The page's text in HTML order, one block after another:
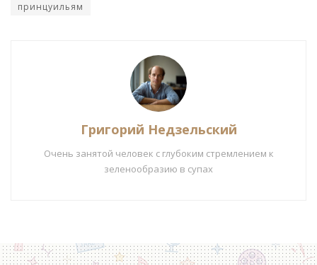
принцуильям
Григорий Недзельский
Очень занятой человек с глубоким стремлением к
зеленообразию в супах